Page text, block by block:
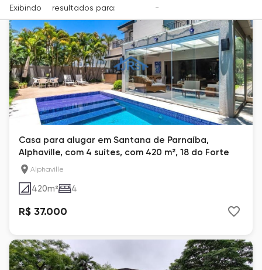
Exibindo resultados para: -
Casa para alugar em Santana de Parnaíba,
Alphaville, com 4 suítes, com 420 m², 18 do Forte
Alphaville
420m² 4
R$ 37.000